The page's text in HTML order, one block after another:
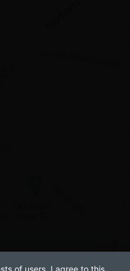
of users. I agree to this